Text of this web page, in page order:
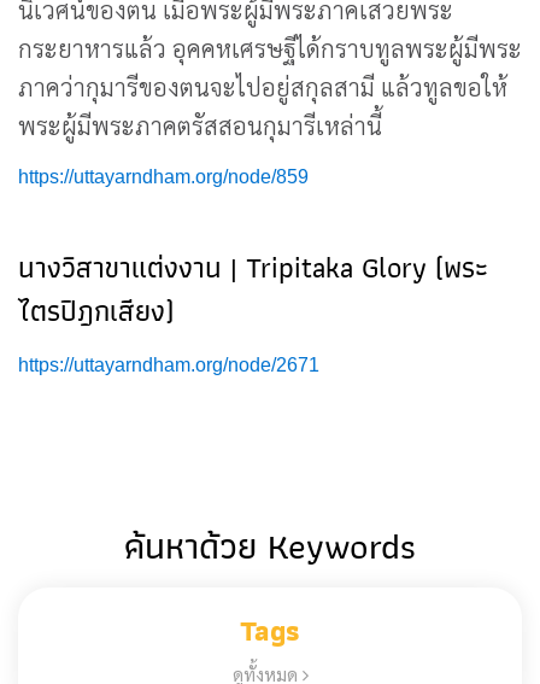
นิเวศน์ของตน เมื่อพระผู้มีพระภาคเสวยพระ
กระยาหารแล้ว อุคคหเศรษฐีได้กราบทูลพระผู้มีพระ
ภาคว่ากุมารีของตนจะไปอยู่สกุลสามี แล้วทูลขอให้
พระผู้มีพระภาคตรัสสอนกุมารีเหล่านี้
https://uttayarndham.org/node/859
นางวิสาขาแต่งงาน | Tripitaka Glory (พระ
ไตรปิฎกเสียง)
https://uttayarndham.org/node/2671
ค้นหาด้วย Keywords
Tags
ดูทั้งหมด